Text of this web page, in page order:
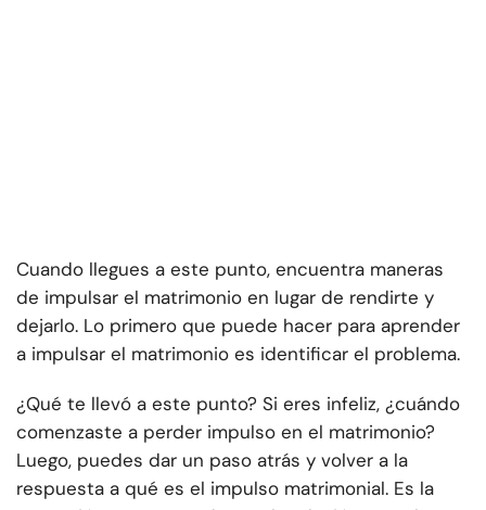
Cuando llegues a este punto, encuentra maneras
de impulsar el matrimonio en lugar de rendirte y
dejarlo. Lo primero que puede hacer para aprender
a impulsar el matrimonio es identificar el problema.
¿Qué te llevó a este punto? Si eres infeliz, ¿cuándo
comenzaste a perder impulso en el matrimonio?
Luego, puedes dar un paso atrás y volver a la
respuesta a qué es el impulso matrimonial. Es la